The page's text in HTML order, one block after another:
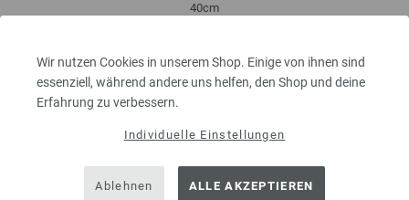
Wir nutzen Cookies in unserem Shop. Einige von ihnen sind
essenziell, während andere uns helfen, den Shop und deine
Erfahrung zu verbessern.
Individuelle Einstellungen
Ablehnen ALLE AKZEPTIEREN
40cm
MENGE